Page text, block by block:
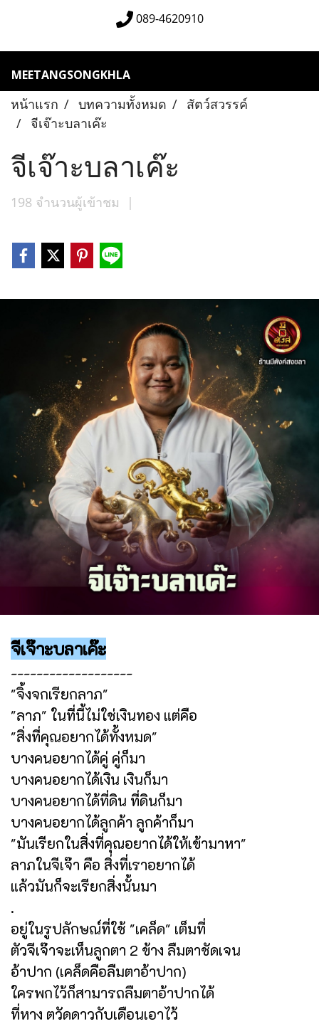
089-4620910
MEETANGSONGKHLA
หน้าแรก บทความทั้งหมด
สัตว์สวรรค์
จีเจ๊าะบลาเค๊ะ
จีเจ๊าะบลาเค๊ะ
198 จำนวนผู้เข้าชม |
จีเจ๊าะบลาเค๊ะ
-------------------
"จิ้งจกเรียกลาภ"
"ลาภ" ในที่นี้ไม่ใช่เงินทอง แต่คือ
"สิ่งที่คุณอยากได้ทั้งหมด"
บางคนอยากได้คู่ คู่ก็มา
บางคนอยากได้เงิน เงินก็มา
บางคนอยากได้ที่ดิน ที่ดินก็มา
บางคนอยากได้ลูกค้า ลูกค้าก็มา
"มันเรียกในสิ่งที่คุณอยากได้ให้เข้ามาหา"
ลาภในจีเจ๊า คือ สิ่งที่เราอยากได้
แล้วมันก็จะเรียกสิ่งนั้นมา
.
อยู่ในรูปลักษณ์ที่ใช้ "เคล็ด" เต็มที่
ตัวจีเจ๊าจะเห็นลูกตา 2 ข้าง ลืมตาชัดเจน
อ้าปาก (เคล็ดคือลืมตาอ้าปาก)
ใครพกไว้ก็สามารถลืมตาอ้าปากได้
ที่หาง ตวัดดาวกับเดือนเอาไว้